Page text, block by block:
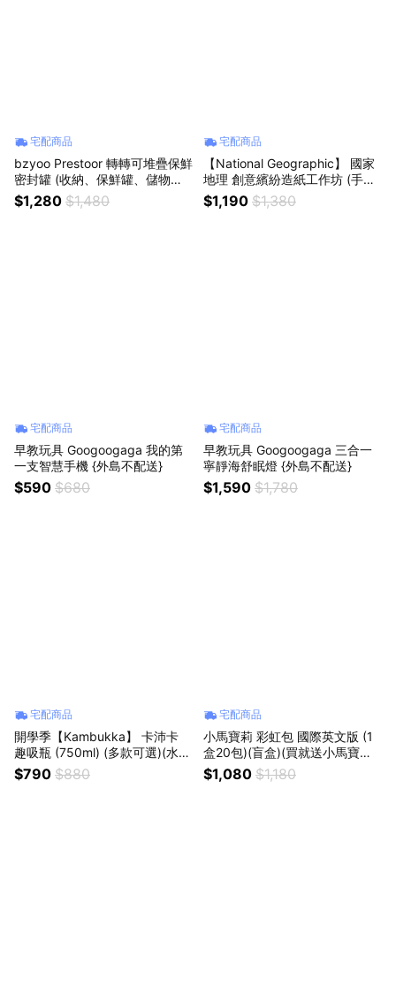
宅配商品
bzyoo Prestoor 轉轉可堆疊保鮮
密封罐 (收納、保鮮罐、儲物罐)
{外島不配送}
$1,280 $1,480
宅配商品
【National Geographic】 國家
地理 創意繽紛造紙工作坊 (手
做、玩具) {外島不配送}
$1,190 $1,380
宅配商品
早教玩具 Googoogaga 我的第
一支智慧手機 {外島不配送}
$590 $680
宅配商品
早教玩具 Googoogaga 三合一
寧靜海舒眠燈 {外島不配送}
$1,590 $1,780
宅配商品
開學季【Kambukka】 卡沛卡
趣吸瓶 (750ml) (多款可選)(水
壺、水瓶) {外島不配送}
$790 $880
宅配商品
小馬寶莉 彩虹包 國際英文版 (1
盒20包)(盲盒)(買就送小馬寶莉
中性筆 款式隨機1支) {外島不配
送}
$1,080 $1,180